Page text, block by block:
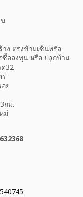
ง ตรงข้ามเซ็นทรัล
ซื้อลงทุน หรือ ปลูกบ้าน
ด32
ร
ย
กม.
ม่